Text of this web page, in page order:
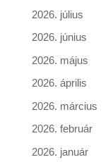
2026. július
2026. június
2026. május
2026. április
2026. március
2026. február
2026. január